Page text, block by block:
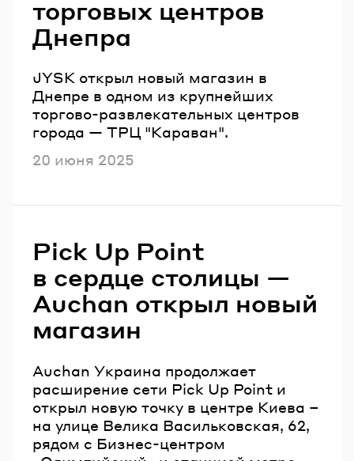
торговых центров
Днепра
JYSK открыл новый магазин в
Днепре в одном из крупнейших
торгово-развлекательных центров
города — ТРЦ "Караван".
Опубликовано
20 июня 2025
Pick Up Point
в сердце столицы —
Auchan открыл новый
магазин
Auchan Украина продолжает
расширение сети Pick Up Point и
открыл новую точку в центре Киева –
на улице Велика Васильковская, 62,
рядом с Бизнес-центром